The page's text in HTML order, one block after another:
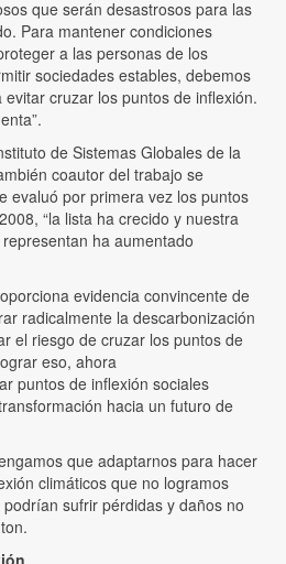
que serán desastrosos para las
Para mantener condiciones
a las personas de los
sociedades estables, debemos
cruzar los puntos de inflexión.
de Sistemas Globales de la
coautor del trabajo se
evaluó por primera vez los puntos
“la lista ha crecido y nuestra
ha aumentado
evidencia convincente de
radicalmente la descarbonización
el riesgo de cruzar los puntos de
eso, ahora
puntos de inflexión sociales
hacia un futuro de
que adaptarnos para hacer
climáticos que no logramos
sufrir pérdidas y daños no